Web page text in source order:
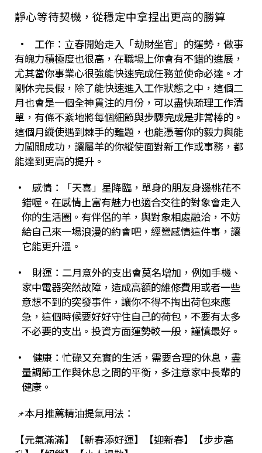
靜心等待契機，從穩定中拿捏出更高的勝算
• 工作：立春開始走入「劫財坐官」的運勢，做事
有魄力積極度也很高，在職場上你會有不錯的進展，
尤其當你事業心很強能快速完成任務並使命必達。才
剛休完長假，除了能快速進入工作狀態之中，這個二
月也會是一個全神貫注的月份，可以盡快疏理工作清
單，有條不紊地將每個細節與步驟完成是非常棒的。
這個月縱使遇到棘手的難題，也能憑著你的毅力與能
力闖關成功，讓屬羊的你縱使面對新工作或事務，都
能達到更高的提升。
• 感情：「天喜」星降臨，單身的朋友身邊桃花不
錯喔。在感情上富有魅力也適合交往的對象會走入
你的生活圈。有伴侶的羊，與對象相處融洽，不妨
給自己來一場浪漫的約會吧，經營感情這件事，讓
它能更升溫。
• 財運：二月意外的支出會莫名增加，例如手機、
家中電器突然故障，造成高額的維修費用或者一些
意想不到的突發事件，讓你不得不掏出荷包來應
急，這個時候要好好守住自己的荷包，不要有太多
不必要的支出。投資方面運勢較一般，謹慎最好。
• 健康：忙碌又充實的生活，需要合理的休息，盡
量調節工作與休息之間的平衡，多注意家中長輩的
健康。
📌本月推薦精油提氣用法：
【元氣滿滿】【新春添好運】【迎新春】【步步高